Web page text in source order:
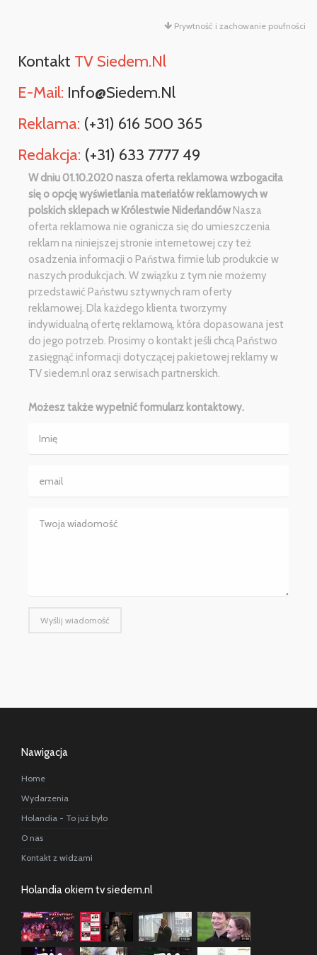
Prywtność i zachowanie poufności
Kontakt TV Siedem.nl
E-Mail: Info@siedem.nl
Reklama: (+31) 616 500 365
Redakcja: (+31) 633 7777 49
W dniu 01.10.2020 nasza oferta reklamowa wzbogaciła
się o opcję wyświetlania materiałów reklamowych w
polskich sklepach w Królestwie NiderlandówNasza
oferta reklamowa nie ogranicza się do umieszczenia
reklam na niniejszej stronie internetowej czy też
osadzenia informacji o Państwa firmie lub produkcie w
naszych produkcjach. W związku z tym nie możemy
przedstawić Państwu sztywnych ram oferty
reklamowej. Dla każdego klienta tworzymy
indywidualną ofertę reklamową, która dopasowana jest
do jego potrzeb. Prosimy o kontakt jeśli chcą Państwo
zasięgnąć informacji dotyczącej pakietowej reklamy w
TV siedem.nl oraz serwisach partnerskich.
Możesz także wypełnić formularz kontaktowy.
Wyślij wiadomość
Nawigacja
Home
Wydarzenia
Holandia - To już było
O nas
Kontakt z widzami
Holandia okiem tv siedem.nl